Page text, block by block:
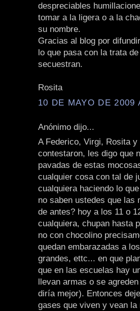
despreciables
tomar a la ligera o a la
su nombre.
Gracias al blog por
lo que pasa con la trata
secuestran.
Rosita
10 DE MAYO DE 2009
Anónimo dijo...
A Federico, Virgi, Rosita
contestaron, les digo que
pavadas de estas
cualquier cosa con tal de
cualquiera haciendo lo
no saben ustedes que las
de antes? hoy a los 11 o
cualquiera, chupan hasta
no con chocolino
quedan embarazadas a
grandes, ettc... en que
que en las escuelas hay
llevan armas o se
diría mejor). Entonces
gases que viven y vean